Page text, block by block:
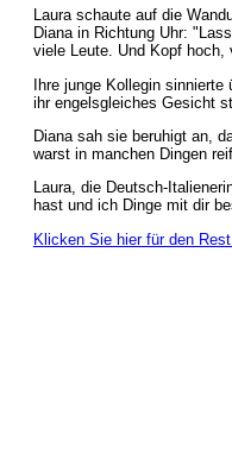
Laura schaute auf die
Diana in Richtung Uhr:
viele Leute. Und Kopf hoch,
Ihre junge Kollegin sinnierte
ihr engelsgleiches Gesicht
Diana sah sie beruhigt an,
warst in manchen Dingen
Laura, die Deutsch-
hast und ich Dinge mit dir
Klicken Sie hier für den